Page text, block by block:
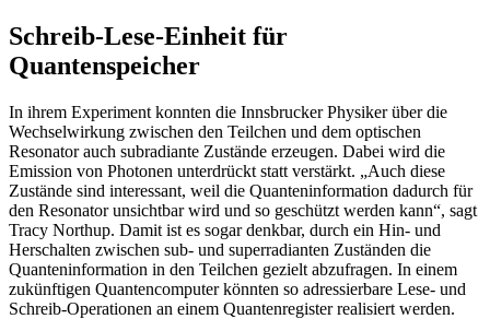
Schreib-Lese-Einheit für
Quantenspeicher
In ihrem Experiment konnten die Innsbrucker Physiker über die
Wechselwirkung zwischen den Teilchen und dem optischen
Resonator auch subradiante Zustände erzeugen. Dabei wird die
Emission von Photonen unterdrückt statt verstärkt. „Auch diese
Zustände sind interessant, weil die Quanteninformation dadurch für
den Resonator unsichtbar wird und so geschützt werden kann“, sagt
Tracy Northup. Damit ist es sogar denkbar, durch ein Hin- und
Herschalten zwischen sub- und superradianten Zuständen die
Quanteninformation in den Teilchen gezielt abzufragen. In einem
zukünftigen Quantencomputer könnten so adressierbare Lese- und
Schreib-Operationen an einem Quantenregister realisiert werden.